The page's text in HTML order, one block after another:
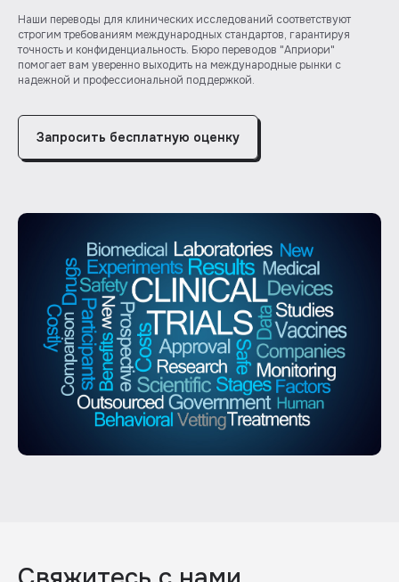
Наши переводы для клинических исследований соответствуют
строгим требованиям международных стандартов, гарантируя
точность и конфиденциальность. Бюро переводов "Априори"
помогает вам уверенно выходить на международные рынки с
надежной и профессиональной поддержкой.
Запросить бесплатную оценку